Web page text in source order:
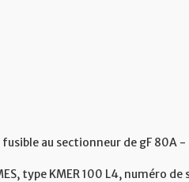
au sectionneur de gF 80A -
type KMER 100 L4, numéro de